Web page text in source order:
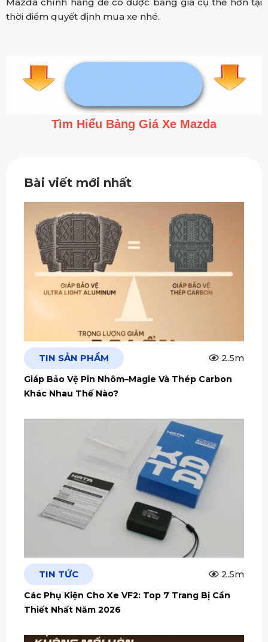
thời điểm quyết định mua xe nhé.
Tìm Hiểu Bảng Giá Xe Mazda
Bài viết mới nhất
TIN SẢN PHẨM 2.5m
Giáp Bảo Vệ Pin Nhôm–Magie Và Thép Carbon
Khác Nhau Thế Nào?
TIN TỨC 2.5m
Các Phụ Kiện Cho Xe VF2: Top 7 Trang Bị Cần
Thiết Nhất Năm 2026